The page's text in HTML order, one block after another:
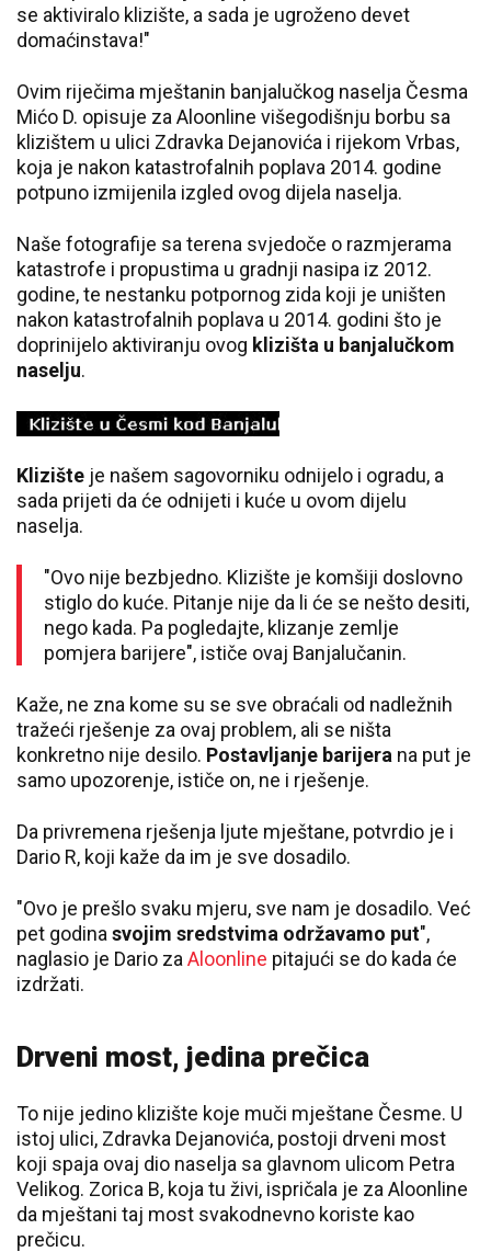
se aktiviralo klizište, a sada je ugroženo devet
domaćinstava!"
Ovim riječima mještanin banjalučkog naselja Česma
Mićo D. opisuje za Aloonline višegodišnju borbu sa
klizištem u ulici Zdravka Dejanovića i rijekom Vrbas,
koja je nakon katastrofalnih poplava 2014. godine
potpuno izmijenila izgled ovog dijela naselja.
Naše fotografije sa terena svjedoče o razmjerama
katastrofe i propustima u gradnji nasipa iz 2012.
godine, te nestanku potpornog zida koji je uništen
nakon katastrofalnih poplava u 2014. godini što je
doprinijelo aktiviranju ovog klizišta u banjalučkom
naselju.
Klizište je našem sagovorniku odnijelo i ogradu, a
sada prijeti da će odnijeti i kuće u ovom dijelu
naselja.
"Ovo nije bezbjedno. Klizište je komšiji doslovno
stiglo do kuće. Pitanje nije da li će se nešto desiti,
nego kada. Pa pogledajte, klizanje zemlje
pomjera barijere", ističe ovaj Banjalučanin.
Kaže, ne zna kome su se sve obraćali od nadležnih
tražeći rješenje za ovaj problem, ali se ništa
konkretno nije desilo. Postavljanje barijera na put je
samo upozorenje, ističe on, ne i rješenje.
Da privremena rješenja ljute mještane, potvrdio je i
Dario R, koji kaže da im je sve dosadilo.
"Ovo je prešlo svaku mjeru, sve nam je dosadilo. Već
pet godina svojim sredstvima održavamo put",
naglasio je Dario za Aloonline pitajući se do kada će
izdržati.
Drveni most, jedina prečica
To nije jedino klizište koje muči mještane Česme. U
istoj ulici, Zdravka Dejanovića, postoji drveni most
koji spaja ovaj dio naselja sa glavnom ulicom Petra
Velikog. Zorica B, koja tu živi, ispričala je za Aloonline
da mještani taj most svakodnevno koriste kao
prečicu.